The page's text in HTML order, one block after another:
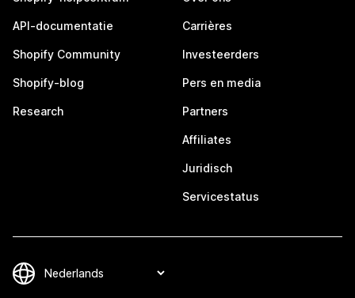
API-documentatie
Shopify Community
Shopify-blog
Research
Carrières
Investeerders
Pers en media
Partners
Affiliates
Juridisch
Servicestatus